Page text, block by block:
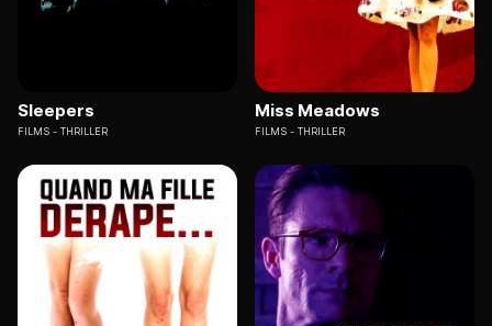
Sleepers
FILMS THRILLER
Miss Meadows
FILMS THRILLER